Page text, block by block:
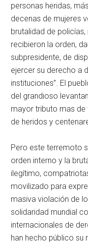
personas heridas,
decenas de mujeres
brutalidad de
recibieron la orden,
subpresidente, de
ejercer su derecho a
instituciones”. El
del grandioso
mayor tributo mas
de heridos y
Pero este terremoto
orden interno y la
ilegítimo,
movilizado para
masiva violación de
solidaridad mundial
internacionales de
han hecho público su